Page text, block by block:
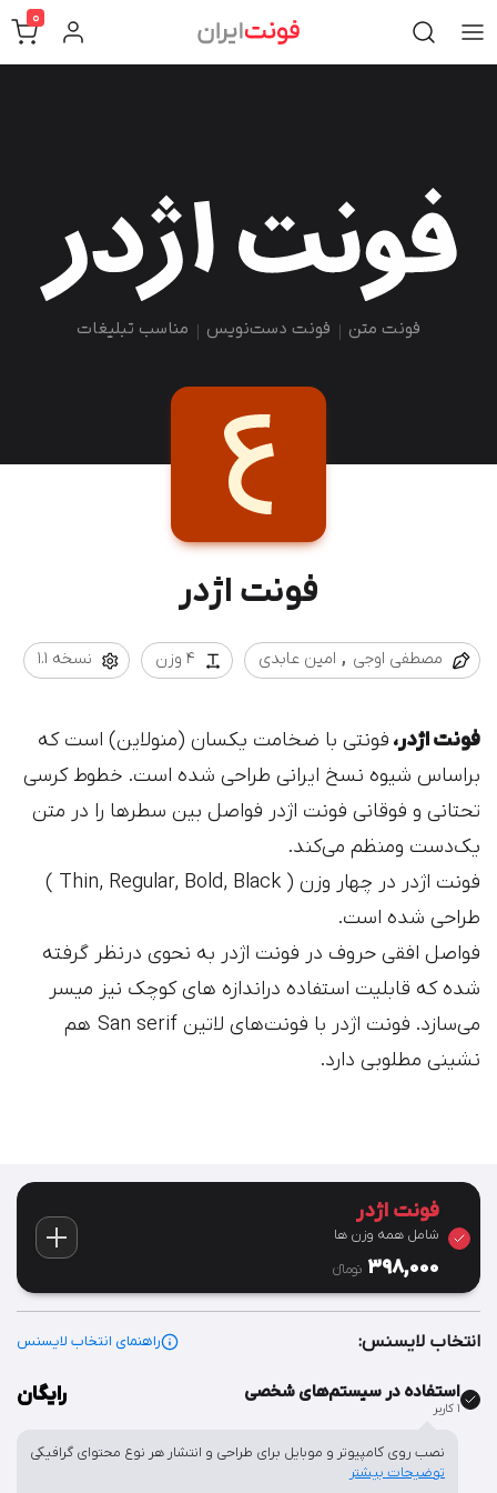
0
فونت متن فونت دست‌نویس مناسب تبلیغات
فونت اژدر
مصطفی اوجی امین عابدی 4 وزن نسخه 1.1
فونت اژدر، فونتی با ضخامت یکسان (منولاین) است که
براساس شیوه نسخ ایرانی طراحی شده است. خطوط کرسی
تحتانی و فوقانی فونت اژدر فواصل بین سطرها را در متن
یک‌دست ومنظم می‌کند.
فونت اژدر در چهار وزن ( Thin, Regular, Bold, Black )
طراحی شده است.
فواصل افقی حروف در فونت اژدر به نحوی درنظر گرفته
شده که قابلیت استفاده دراندازه های کوچک نیز میسر
می‌سازد. فونت اژدر با فونت‌های لاتین San serif هم
نشینی مطلوبی دارد.
فونت اژدر
شامل همه وزن ها
398,000 تومان‫ء‬
انتخاب لایسنس: راهنمای انتخاب لایسنس
استفاده در سیستم‌های شخصی
۱ کاربر
رایگان
نصب روی کامپیوتر و موبایل برای طراحی و انتشار هر نوع محتوای گرافیکی
توضیحات بیشتر